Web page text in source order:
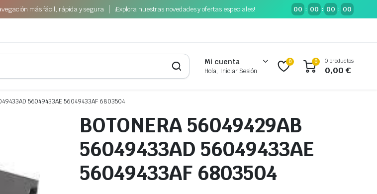
más fácil, rápida y segura ¡Explora nuestras novedades y ofertas especiales! 00 : 00 : 00 : 00
Mi cuenta
Hola, Iniciar Sesión
0 0 0 productos
0,00€
56049433AE 56049433AF 6803504
BOTONERA 56049429AB
56049433AD 56049433AE
56049433AF 6803504